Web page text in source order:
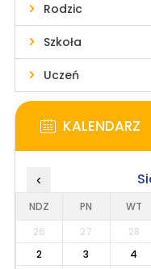
Rodzic
Szkoła
Uczeń
KALENDARZ
‹
NDZ PN WT
26
27 28
2
3 4